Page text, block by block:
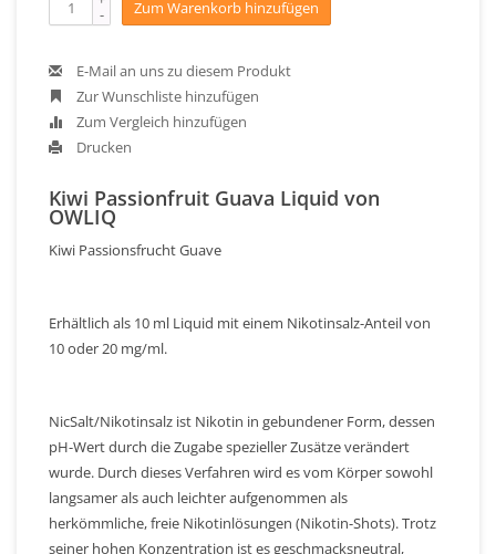
- Zum Warenkorb hinzufügen
E-Mail an uns zu diesem Produkt
Zur Wunschliste hinzufügen
Zum Vergleich hinzufügen
Drucken
Kiwi Passionfruit Guava Liquid von
OWLIQ
Kiwi Passionsfrucht Guave
Erhältlich als 10 ml Liquid mit einem Nikotinsalz-Anteil von
10 oder 20 mg/ml.
NicSalt/Nikotinsalz ist Nikotin in gebundener Form, dessen
pH-Wert durch die Zugabe spezieller Zusätze verändert
wurde. Durch dieses Verfahren wird es vom Körper sowohl
langsamer als auch leichter aufgenommen als
herkömmliche, freie Nikotinlösungen (Nikotin-Shots). Trotz
seiner hohen Konzentration ist es geschmacksneutral,